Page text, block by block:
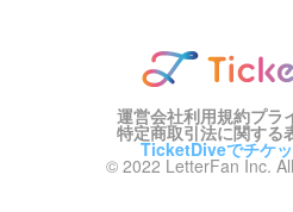
運営会社利用規約プラ
特定商取引法に関する
TicketDiveでチケ
© 2022 LetterFan Inc.